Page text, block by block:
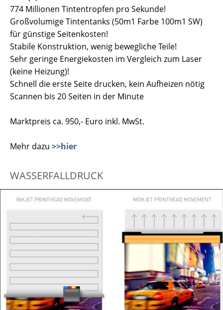
774 Millionen Tintentropfen pro Sekunde!
Großvolumige Tintentanks (50m1 Farbe 100m1 SW)
für günstige Seitenkosten!
Stabile Konstruktion, wenig bewegliche Teile!
Sehr geringe Energiekosten im Vergleich zum Laser
(keine Heizung)!
Schnell die erste Seite drucken, kein Aufheizen nötig
Scannen bis 20 Seiten in der Minute
Marktpreis ca. 950,- Euro inkl. MwSt.
Mehr dazu >>hier
WASSERFALLDRUCK